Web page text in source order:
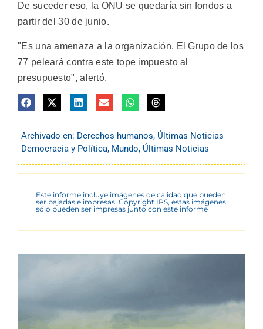
De suceder eso, la ONU se quedaría sin fondos a
partir del 30 de junio.
"Es una amenaza a la organización. El Grupo de los
77 peleará contra este tope impuesto al
presupuesto", alertó.
Archivado en: Derechos humanos, Últimas Noticias
Democracia y Política, Mundo, Últimas Noticias
Este informe incluye imágenes de calidad que pueden
ser bajadas e impresas. Copyright IPS, estas imágenes
sólo pueden ser impresas junto con este informe